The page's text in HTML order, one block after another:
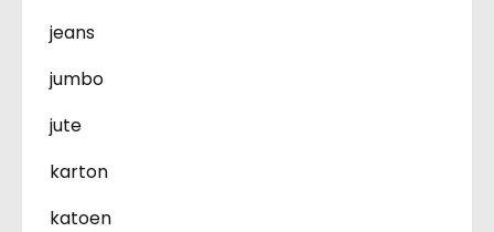
jeans
jumbo
jute
karton
katoen